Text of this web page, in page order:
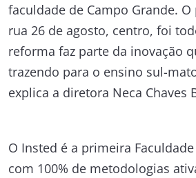
faculdade de Campo Grande.
rua 26 de agosto, centro, foi
reforma faz parte da inovação
trazendo para o ensino sul-
explica a diretora Neca Chaves
O Insted é a primeira
com 100% de metodologias